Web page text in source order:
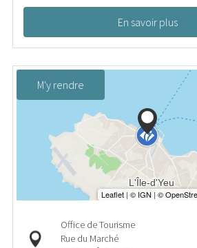
En savoir plus
M'y rendre
Office de Tourisme
Rue du Marché